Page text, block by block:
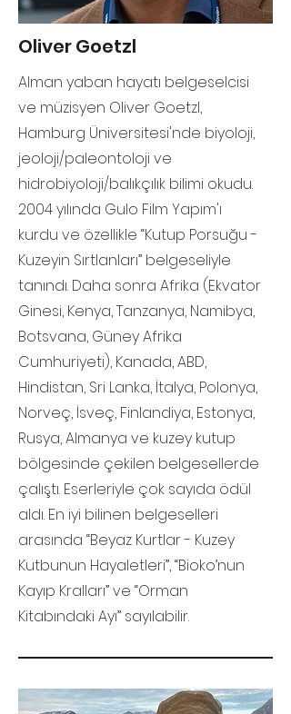
Oliver Goetzl
Alman yaban hayatı belgeselcisi
ve müzisyen Oliver Goetzl,
Hamburg Üniversitesi'nde biyoloji,
jeoloji/paleontoloji ve
hidrobiyoloji/balıkçılık bilimi okudu.
2004 yılında Gulo Film Yapım'ı
kurdu ve özellikle “Kutup Porsuğu -
Kuzeyin Sırtlanları” belgeseliyle
tanındı. Daha sonra Afrika (Ekvator
Ginesi, Kenya, Tanzanya, Namibya,
Botsvana, Güney Afrika
Cumhuriyeti), Kanada, ABD,
Hindistan, Sri Lanka, İtalya, Polonya,
Norveç, İsveç, Finlandiya, Estonya,
Rusya, Almanya ve kuzey kutup
bölgesinde çekilen belgesellerde
çalıştı. Eserleriyle çok sayıda ödül
aldı. En iyi bilinen belgeselleri
arasında “Beyaz Kurtlar - Kuzey
Kutbunun Hayaletleri”, “Bioko’nun
Kayıp Kralları” ve “Orman
Kitabındaki Ayı” sayılabilir.